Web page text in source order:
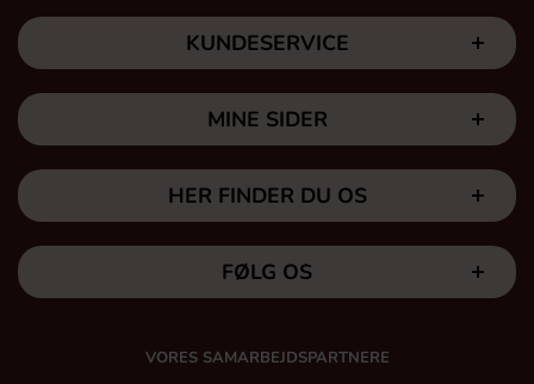
KUNDESERVICE
MINE SIDER
HER FINDER DU OS
FØLG OS
VORES SAMARBEJDSPARTNERE